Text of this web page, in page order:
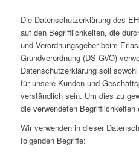
Die Datenschutzerklärung des
auf den Begrifflichkeiten, die
und Verordnungsgeber beim
Grundverordnung (DS-GVO)
Datenschutzerklärung soll
für unsere Kunden und
verständlich sein. Um dies zu
die verwendeten Begrifflichkeiten
Wir verwenden in dieser
folgenden Begriffe: